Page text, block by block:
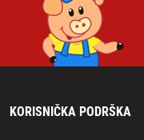
KORISNIČKA PODRŠKA